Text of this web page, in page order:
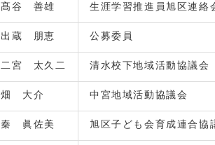
髙谷 善雄 生涯学習推進員旭区連絡
出蔵 朋恵 公募委員
二宮 太久二 清水校下地域活動協議会
畑 大介 中宮地域活動協議会
秦 眞佐美 旭区子ども会育成連合協